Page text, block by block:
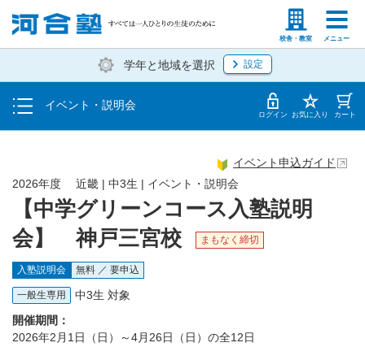
校舎・教室 メニュー
塾生の方 高等学校の先生
学年と地域を選択 設定
イベント・説明会
入塾説明会
体験授業 ログイン お気に入り カート
【中学グリーンコース入塾説明
会】 神戸三宮校
まもなく締切
2026年度 近畿 | 中3生 | イベント・説明会
イベント申込ガイド
入塾説明会 無料 ／ 要申込
一般生専用
中3生 対象
開催期間：
2026年2月1日（日）～4月26日（日）の全12日